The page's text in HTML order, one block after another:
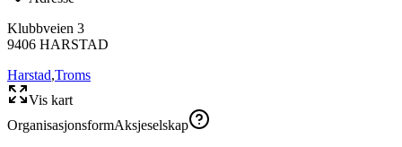
Klubbveien 3
9406 HARSTAD
Harstad,Troms
Vis kart
OrganisasjonsformAksjeselskap